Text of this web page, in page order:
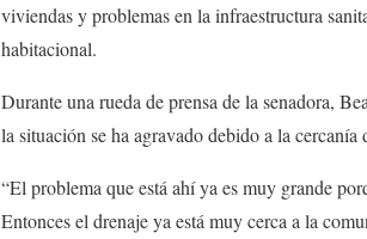
viviendas y problemas en la infraestructura
habitacional.
Durante una rueda de prensa de la senadora,
la situación se ha agravado debido a la cercanía
“El problema que está ahí ya es muy grande
Entonces el drenaje ya está muy cerca a la